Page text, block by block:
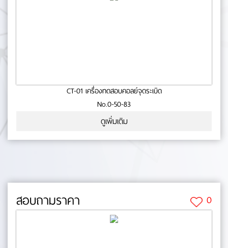
CT-01 เครื่องทดสอบคอลย์จุดระเบิด
No.0-50-83
ดูเพิ่มเติม
สอบถามราคา 0